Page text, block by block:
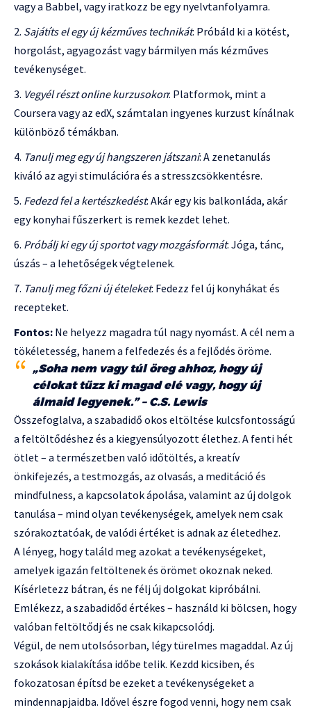
vagy a Babbel, vagy iratkozz be egy nyelvtanfolyamra.
Sajátíts el egy új kézműves technikát: Próbáld ki a kötést,
horgolást, agyagozást vagy bármilyen más kézműves
tevékenységet.
Vegyél részt online kurzusokon: Platformok, mint a
Coursera vagy az edX, számtalan ingyenes kurzust kínálnak
különböző témákban.
Tanulj meg egy új hangszeren játszani: A zenetanulás
kiváló az agyi stimulációra és a stresszcsökkentésre.
Fedezd fel a kertészkedést: Akár egy kis balkonláda, akár
egy konyhai fűszerkert is remek kezdet lehet.
Próbálj ki egy új sportot vagy mozgásformát: Jóga, tánc,
úszás – a lehetőségek végtelenek.
Tanulj meg főzni új ételeket: Fedezz fel új konyhákat és
recepteket.
Fontos: Ne helyezz magadra túl nagy nyomást. A cél nem a
tökéletesség, hanem a felfedezés és a fejlődés öröme.
„Soha nem vagy túl öreg ahhoz, hogy új
célokat tűzz ki magad elé vagy, hogy új
álmaid legyenek.” – C.S. Lewis
Összefoglalva, a szabadidő okos eltöltése kulcsfontosságú
a feltöltődéshez és a kiegyensúlyozott élethez. A fenti hét
ötlet – a természetben való időtöltés, a kreatív
önkifejezés, a testmozgás, az olvasás, a meditáció és
mindfulness, a kapcsolatok ápolása, valamint az új dolgok
tanulása – mind olyan tevékenységek, amelyek nem csak
szórakoztatóak, de valódi értéket is adnak az életedhez.
A lényeg, hogy találd meg azokat a tevékenységeket,
amelyek igazán feltöltenek és örömet okoznak neked.
Kísérletezz bátran, és ne félj új dolgokat kipróbálni.
Emlékezz, a szabadidőd értékes – használd ki bölcsen, hogy
valóban feltöltődj és ne csak kikapcsolódj.
Végül, de nem utolsósorban, légy türelmes magaddal. Az új
szokások kialakítása időbe telik. Kezdd kicsiben, és
fokozatosan építsd be ezeket a tevékenységeket a
mindennapjaidba. Idővel észre fogod venni, hogy nem csak